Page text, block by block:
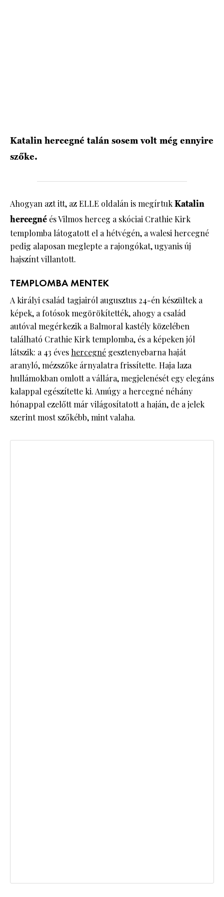
Katalin hercegné talán sosem volt még ennyire
szőke.
Ahogyan azt itt, az ELLE oldalán is megírtukKatalin
hercegné és Vilmos herceg a skóciai Crathie Kirk
templomba látogatott el a hétvégén, a walesi hercegné
pedig alaposan meglepte a rajongókat, ugyanis új
hajszínt villantott.
TEMPLOMBA MENTEK
A királyi család tagjairól augusztus 24-én készültek a
képek, a fotósok megörökítették, ahogy a család
autóval megérkezik a Balmoral kastély közelében
található Crathie Kirk templomba, és a képeken jól
látszik: a 43 éves hercegné gesztenyebarna haját
aranyló, mézszőke árnyalatra frissítette. Haja laza
hullámokban omlott a vállára, megjelenését egy elegáns
kalappal egészítette ki. Amúgy a hercegné néhány
hónappal ezelőtt már világosítatott a haján, de a jelek
szerint most szőkébb, mint valaha.